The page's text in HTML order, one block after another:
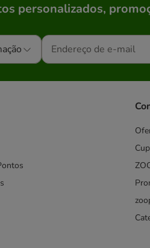
personalizados,